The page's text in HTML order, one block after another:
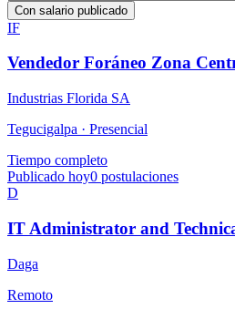
Con salario publicado
IF
Vendedor Foráneo Zona
Industrias Florida SA
Tegucigalpa · Presencial
Tiempo completo
Publicado hoy0 postulaciones
D
IT Administrator and
Daga
Remoto